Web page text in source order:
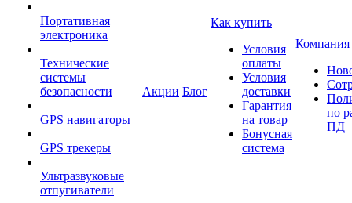
Портативная
электроника
Технические
системы
безопасности
GPS навигаторы
GPS трекеры
Ультразвуковые
отпугиватели
Акции Блог
Как купить
Условия
оплаты
Условия
доставки
Гарантия
на товар
Бонусная
система
Компания
по
ПД